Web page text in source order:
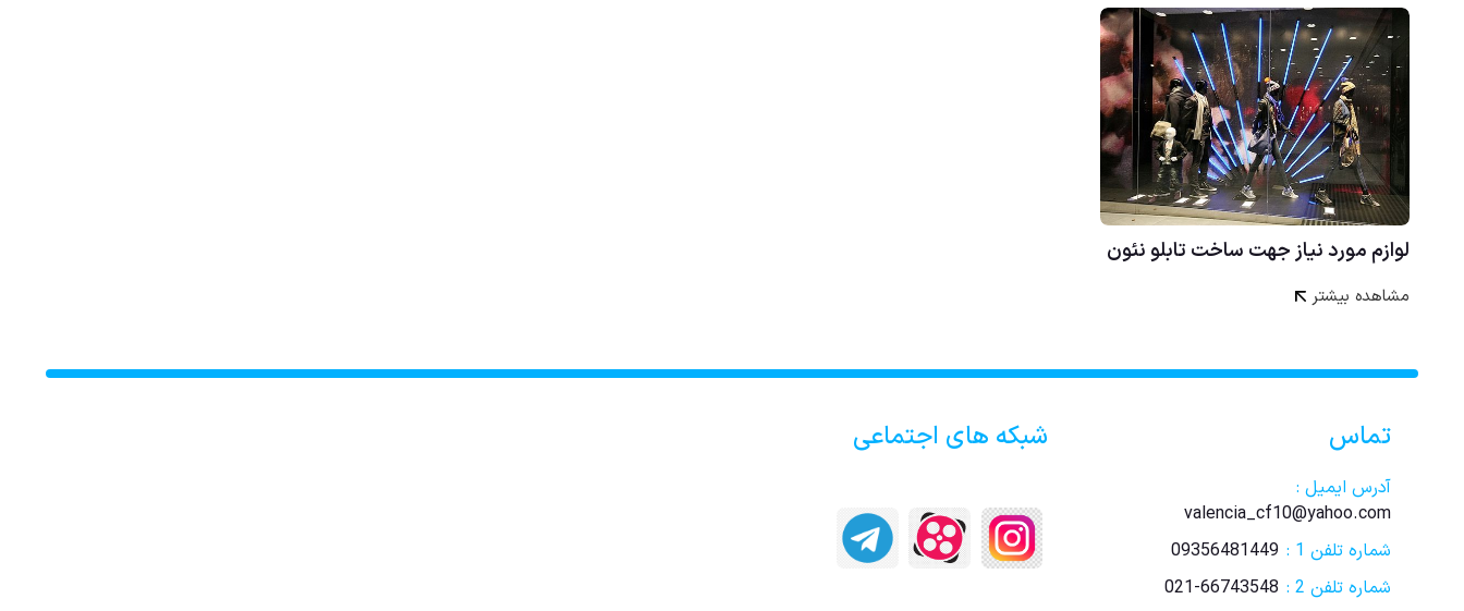
لوازم مورد نیاز جهت ساخت تابلو نئون
مشاهده بیشتر
تماس
آدرس ایمیل :
valencia_cf10@yahoo.com
شماره تلفن 1 :
09356481449
شماره تلفن 2 :
021-66743548
شبکه های اجتماعی